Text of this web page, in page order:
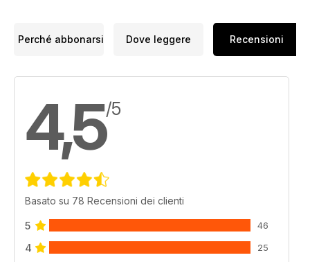
Perché abbonarsi Dove leggere Recensioni
4,5/5
Basato su 78 Recensioni dei clienti
5 46
4 25